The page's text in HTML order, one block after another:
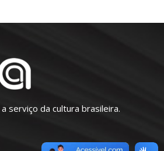
serviço da cultura brasileira.